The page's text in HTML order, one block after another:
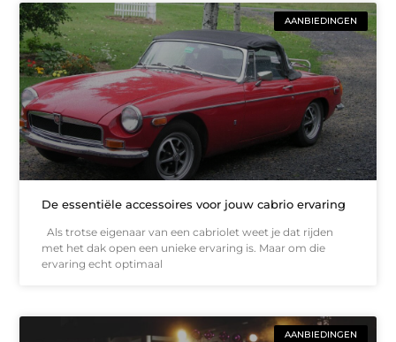
AANBIEDINGEN
De essentiële accessoires voor jouw cabrio ervaring
Als trotse eigenaar van een cabriolet weet je dat rijden
met het dak open een unieke ervaring is. Maar om die
ervaring echt optimaal
AANBIEDINGEN